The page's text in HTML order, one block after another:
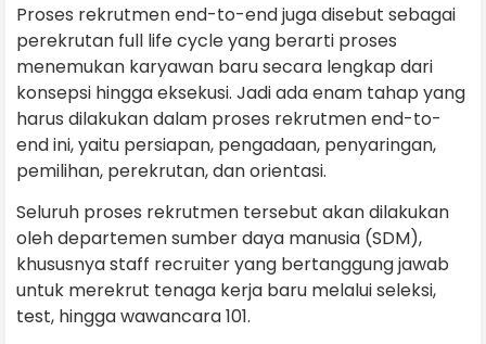
Proses rekrutmen end-to-end juga disebut sebagai
perekrutan full life cycle yang berarti proses
menemukan karyawan baru secara lengkap dari
konsepsi hingga eksekusi. Jadi ada enam tahap yang
harus dilakukan dalam proses rekrutmen end-to-
end ini, yaitu persiapan, pengadaan, penyaringan,
pemilihan, perekrutan, dan orientasi.
Seluruh proses rekrutmen tersebut akan dilakukan
oleh departemen sumber daya manusia (SDM),
khususnya staff recruiter yang bertanggung jawab
untuk merekrut tenaga kerja baru melalui seleksi,
test, hingga wawancara 101.